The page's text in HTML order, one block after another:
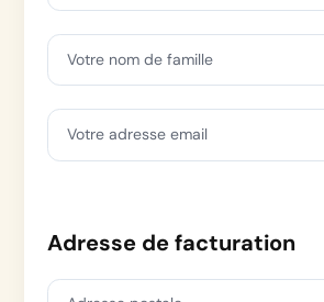
Votre nom de famille
Votre adresse email
Adresse de facturation